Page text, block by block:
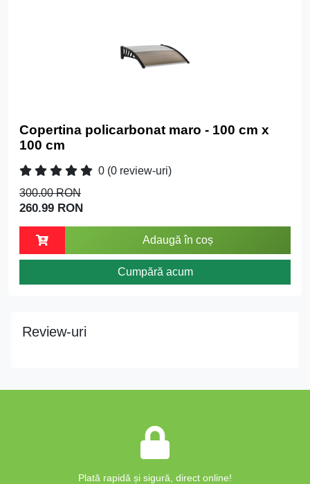
Copertina policarbonat maro - 100 cm x
100 cm
0 (0 review-uri)
300.00 RON
260.99 RON
Adaugă în coș
Cumpără acum
Review-uri
Plată rapidă și sigură, direct online!